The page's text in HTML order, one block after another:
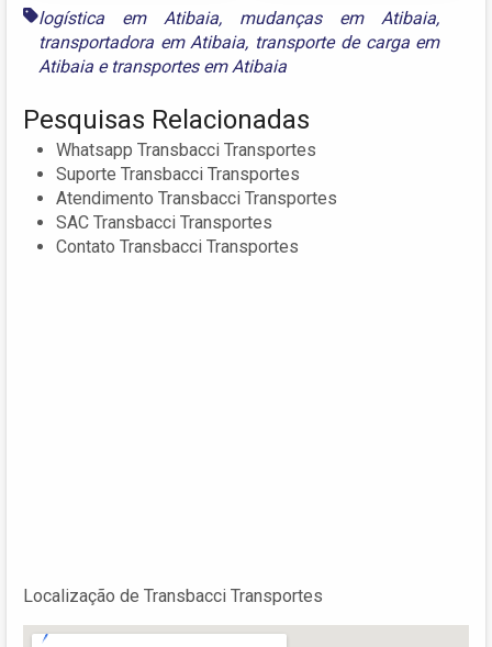
logística em Atibaia, mudanças em Atibaia,
transportadora em Atibaia, transporte de carga em
Atibaia e transportes em Atibaia
Pesquisas Relacionadas
Whatsapp Transbacci Transportes
Suporte Transbacci Transportes
Atendimento Transbacci Transportes
SAC Transbacci Transportes
Contato Transbacci Transportes
Localização de Transbacci Transportes